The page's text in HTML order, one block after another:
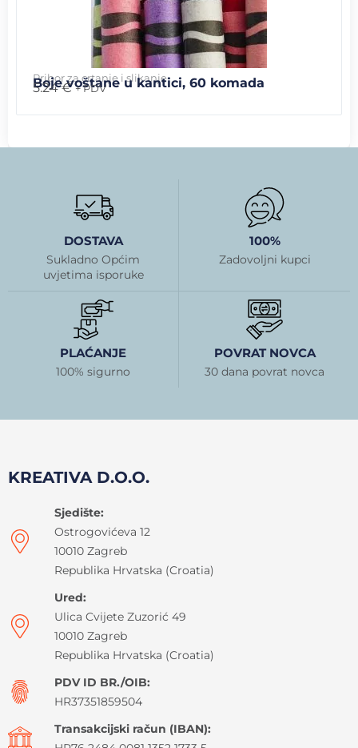
Pribor za crtanje i slikanje
Boje voštane u kantici, 60 komada
5.24€ + PDV
DOSTAVA
Sukladno Općim
uvjetima isporuke
100%
Zadovoljni kupci
PLAĆANJE
100% sigurno
POVRAT NOVCA
30 dana povrat novca
KREATIVA D.O.O.
Sjedište:
Ostrogovićeva 12
10010 Zagreb
Republika Hrvatska (Croatia)
Ured:
Ulica Cvijete Zuzorić 49
10010 Zagreb
Republika Hrvatska (Croatia)
PDV ID BR./OIB:
HR37351859504
Transakcijski račun (IBAN):